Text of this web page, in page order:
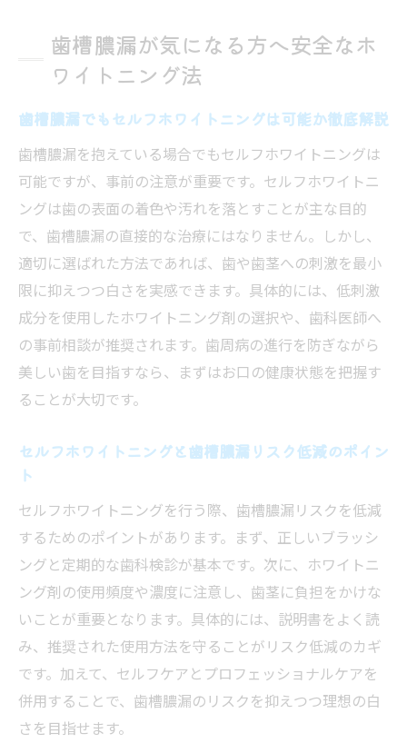
歯の健康重視のセルフホワイトニング活用
方法
選択方法
セルフホワイトニング 名古屋で賢く選ぶヒ
ント
セルフホワイトニングは違法か不安な方の疑問
解消
セルフホワイトニングの違法性について専
門的に解説
セルフホワイトニングは安心して利用でき
るのか
違法と合法のセルフホワイトニングの違い
安全なセルフホワイトニングを選ぶポイン
セルフホワイトニングの法律面での注意点
セルフホワイトニング 名古屋で安心して始
める方法
痛みを避けたい人におすすめの名古屋ホワイト
ニング
セルフホワイトニングで痛みを防ぐケア方
法
痛くないセルフホワイトニングの選び方と
工夫
歯槽膿漏が気になる方へ安全なホ
ワイトニング法
歯槽膿漏でもセルフホワイトニングは可能か徹底解説
歯槽膿漏を抱えている場合でもセルフホワイトニングは
可能ですが、事前の注意が重要です。セルフホワイトニ
ングは歯の表面の着色や汚れを落とすことが主な目的
で、歯槽膿漏の直接的な治療にはなりません。しかし、
適切に選ばれた方法であれば、歯や歯茎への刺激を最小
限に抑えつつ白さを実感できます。具体的には、低刺激
成分を使用したホワイトニング剤の選択や、歯科医師へ
の事前相談が推奨されます。歯周病の進行を防ぎながら
美しい歯を目指すなら、まずはお口の健康状態を把握す
ることが大切です。
セルフホワイトニングと歯槽膿漏リスク低減のポイン
ト
セルフホワイトニングを行う際、歯槽膿漏リスクを低減
するためのポイントがあります。まず、正しいブラッシ
ングと定期的な歯科検診が基本です。次に、ホワイトニ
ング剤の使用頻度や濃度に注意し、歯茎に負担をかけな
いことが重要となります。具体的には、説明書をよく読
み、推奨された使用方法を守ることがリスク低減のカギ
です。加えて、セルフケアとプロフェッショナルケアを
併用することで、歯槽膿漏のリスクを抑えつつ理想の白
さを目指せます。